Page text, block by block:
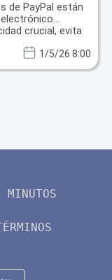
de PayPal están
crucial, evita
1/5/26 8:00
MINUTOS